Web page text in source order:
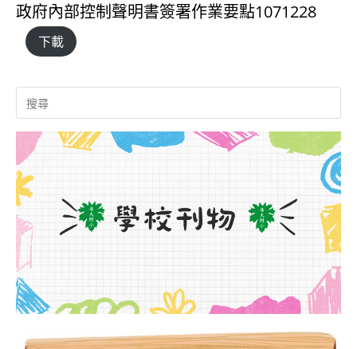
政府內部控制聲明書簽署作業要點1071228
下載
Search
for: